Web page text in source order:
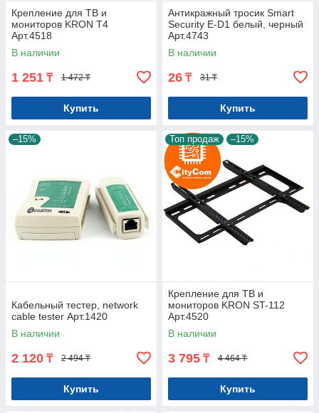
Крепление для ТВ и
мониторов KRON T4
Арт.4518
В наличии
1 251 ₸ 1 472 ₸
Купить
Антикражный тросик Smart
Security E-D1 белый, черный
Арт.4743
В наличии
26 ₸ 31 ₸
Купить
–15%
Кабельный тестер, network
cable tester Арт.1420
В наличии
2 120 ₸ 2 494 ₸
Купить
Топ продаж –15%
Крепление для ТВ и
мониторов KRON ST-112
Арт.4520
В наличии
3 795 ₸ 4 464 ₸
Купить